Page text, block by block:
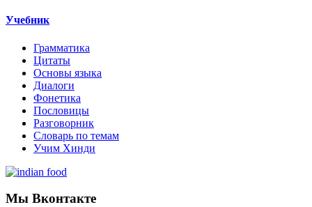
Учебник
Грамматика
Цитаты
Основы языка
Диалоги
Фонетика
Пословицы
Разговорник
Словарь по темам
Учим Хинди
Мы Вконтакте